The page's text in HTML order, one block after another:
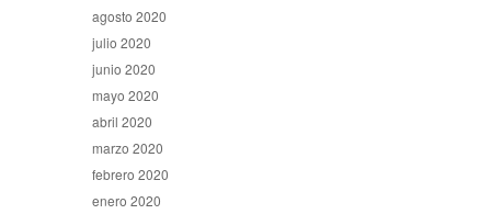
agosto 2020
julio 2020
junio 2020
mayo 2020
abril 2020
marzo 2020
febrero 2020
enero 2020